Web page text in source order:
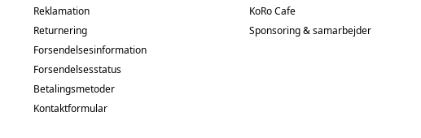
Reklamation
Returnering
Forsendelsesinformation
Forsendelsesstatus
Betalingsmetoder
Kontaktformular
KoRo Cafe
Sponsoring & samarbejder